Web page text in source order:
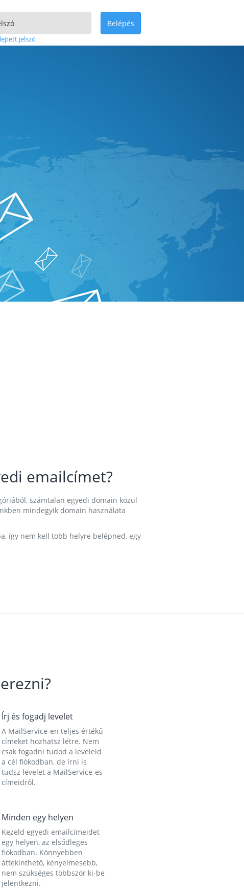
jelszó
Belépés
emailcímet?
számtalan egyedi domain közül
mindegyik domain használata
így nem kell több helyre belépned, egy
Írj és fogadj levelet
A MailService-en teljes értékű
címeket hozhatsz létre. Nem
csak fogadni tudod a leveleid
a cél fiókodban, de írni is
tudsz levelet a MailService-es
címeidről.
Minden egy helyen
Kezeld egyedi emailcímeidet
egy helyen, az elsődleges
fiókodban. Könnyebben
áttekinthető, kényelmesebb,
nem szükséges többször ki-be
jelentkezni.